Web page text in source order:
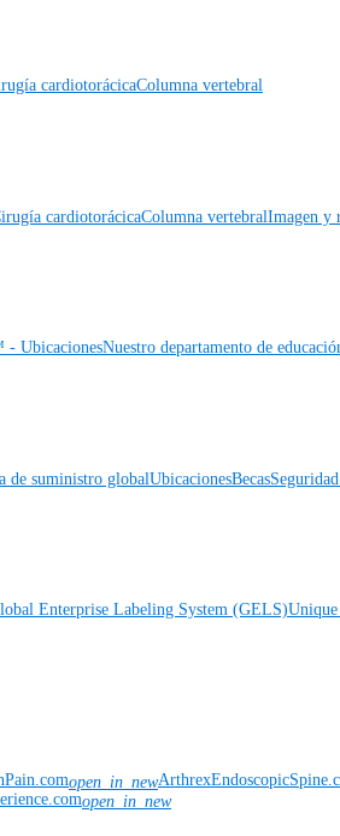
cardiotorácicaColumna vertebral
cardiotorácicaColumna vertebralImagen y
UbicacionesNuestro departamento de
de suministro globalUbicacionesBecas
Enterprise Labeling System (GELS)
open_in_new
open_in_new